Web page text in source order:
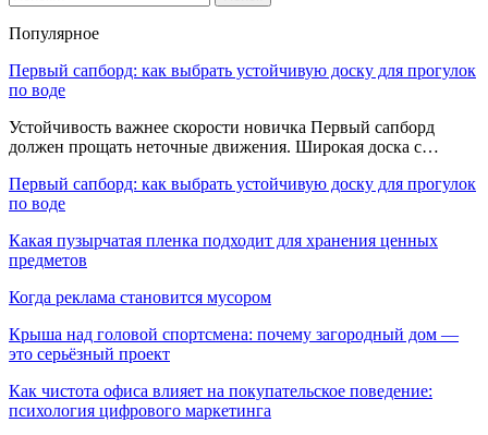
Популярное
Первый сапборд: как выбрать устойчивую доску для прогулок
по воде
Устойчивость важнее скорости новичка Первый сапборд
должен прощать неточные движения. Широкая доска с…
Первый сапборд: как выбрать устойчивую доску для прогулок
по воде
Какая пузырчатая пленка подходит для хранения ценных
предметов
Когда реклама становится мусором
Крыша над головой спортсмена: почему загородный дом —
это серьёзный проект
Как чистота офиса влияет на покупательское поведение:
психология цифрового маркетинга